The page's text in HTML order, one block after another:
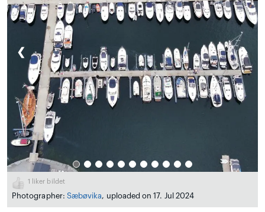
❮ ❯
1 liker bildet
Photographer: Sæbøvika, uploaded on 17. Jul 2024